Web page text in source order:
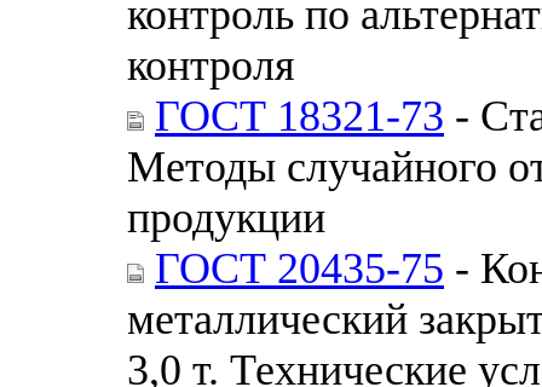
контроль по
контроля
ГОСТ 18321-73 -
Методы случайного
продукции
ГОСТ 20435-75 -
металлический
3,0 т. Технические